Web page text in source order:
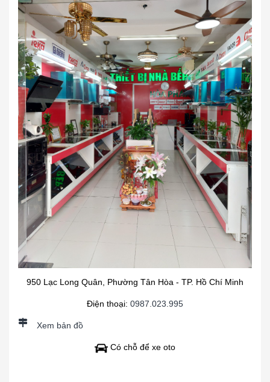
950 Lạc Long Quân, Phường Tân Hòa - TP. Hồ Chí Minh
Điện thoại: 0987.023.995
Xem bản đồ
Có chỗ để xe oto